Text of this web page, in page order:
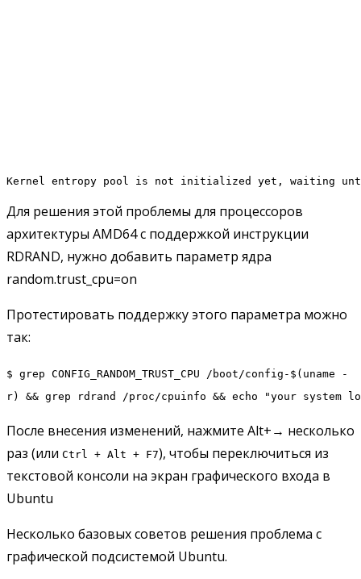
Kernel entropy pool is not initialized yet, waiting
Для решения этой проблемы для процессоров
архитектуры AMD64 с поддержкой инструкции
RDRAND, нужно добавить параметр ядра
random.trust_cpu=on
Протестировать поддержку этого параметра можно
так:
$ grep CONFIG_RANDOM_TRUST_CPU /boot/config-$(uname -
r) && grep rdrand /proc/cpuinfo && echo "your system
После внесения изменений, нажмите Alt+→ несколько
раз (или Ctrl + Alt + F7), чтобы переключиться из
текстовой консоли на экран графического входа в
Ubuntu
Несколько базовых советов решения проблема с
графической подсистемой Ubuntu.